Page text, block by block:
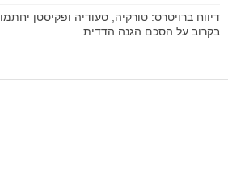
דיווח ברויטרס: טורקיה, סעודיה ופקיסטן יחתמו
בקרוב על הסכם הגנה הדדית